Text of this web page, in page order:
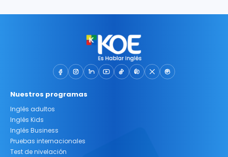
Nuestros programas
Inglés adultos
Inglés Kids
Inglés Business
Pruebas internacionales
Test de nivelación